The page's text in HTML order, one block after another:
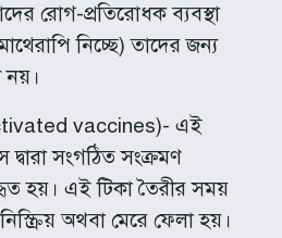
রোগ-প্রতিরোধক ব্যবস্থা
নিচ্ছে) তাদের জন্য
নয়।
vaccines)- এই
সংগঠিত সংক্রমণ
হয়। এই টিকা তৈরীর সময়
অথবা মেরে ফেলা হয়।